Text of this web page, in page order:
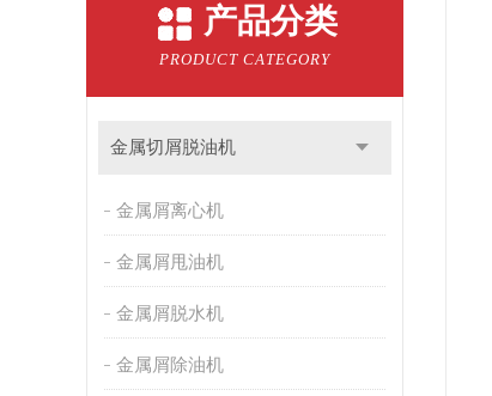
产品分类
PRODUCT CATEGORY
金属切屑脱油机
金属屑离心机
金属屑甩油机
金属屑脱水机
金属屑除油机